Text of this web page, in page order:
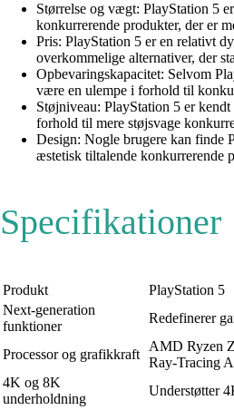
Størrelse og vægt: PlayStation 5
konkurrerende produkter, der er
Pris: PlayStation 5 er en relativt
overkommelige alternativer, der
Opbevaringskapacitet: Selvom
være en ulempe i forhold til
Støjniveau: PlayStation 5 er
forhold til mere støjsvage
Design: Nogle brugere kan finde
æstetisk tiltalende konkurrerende
Specifikationer
Produkt
PlayStation 5
Next-generation
funktioner
Redefinerer
Processor og grafikkraft
AMD Ryzen
Ray-Tracing
4K og 8K
underholdning
Understøtter